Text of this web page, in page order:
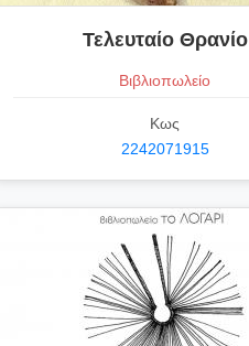
Τελευταίο Θρανίο
Βιβλιοπωλείο
Κως
2242071915